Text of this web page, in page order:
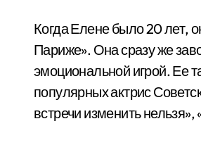
Когда Елене было 20 лет,
Париже». Она сразу же
эмоциональной игрой. Ее
популярных актрис
встречи изменить